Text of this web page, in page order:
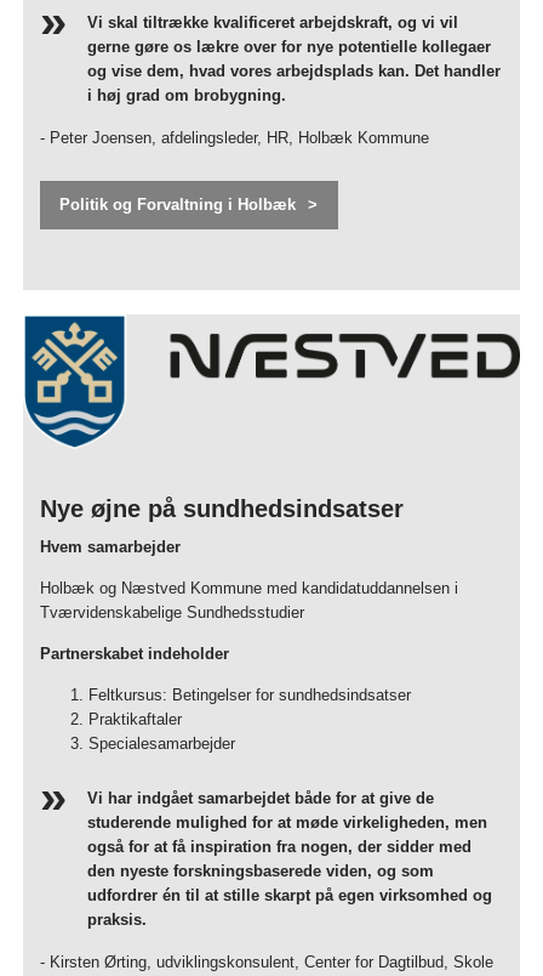
Vi skal tiltrække kvalificeret arbejdskraft, og vi vil
gerne gøre os lækre over for nye potentielle kollegaer
og vise dem, hvad vores arbejdsplads kan. Det handler
i høj grad om brobygning.
- Peter Joensen, afdelingsleder, HR, Holbæk Kommune
Politik og Forvaltning i Holbæk
Nye øjne på sundhedsindsatser
Hvem samarbejder
Holbæk og Næstved Kommune med kandidatuddannelsen i
Tværvidenskabelige Sundhedsstudier
Partnerskabet indeholder
Feltkursus: Betingelser for sundhedsindsatser
Praktikaftaler
Specialesamarbejder
Vi har indgået samarbejdet både for at give de
studerende mulighed for at møde virkeligheden, men
også for at få inspiration fra nogen, der sidder med
den nyeste forskningsbaserede viden, og som
udfordrer én til at stille skarpt på egen virksomhed og
praksis.
- Kirsten Ørting, udviklingskonsulent, Center for Dagtilbud, Skole